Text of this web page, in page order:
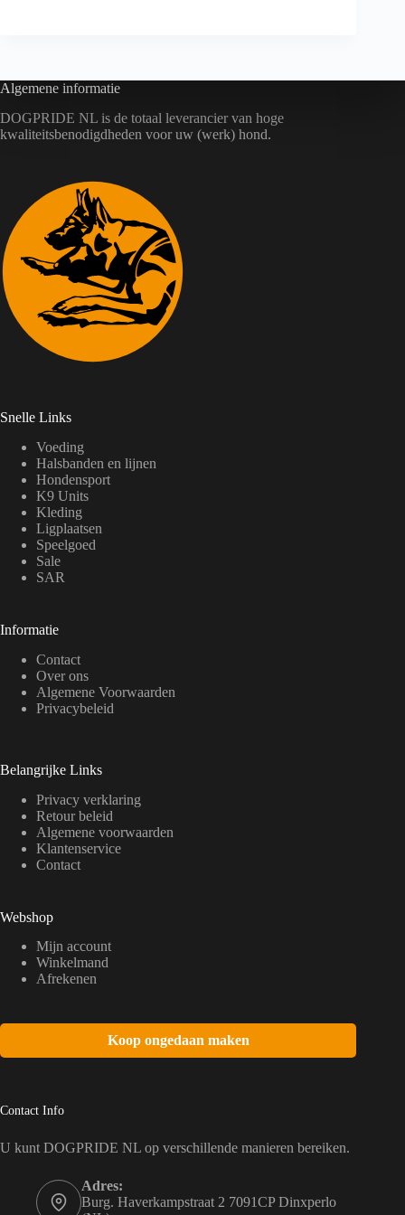
Algemene informatie
DOGPRIDE NL is de totaal leverancier van hoge
kwaliteitsbenodigdheden voor uw (werk) hond.
Snelle Links
Voeding
Halsbanden en lijnen
Hondensport
K9 Units
Kleding
Ligplaatsen
Speelgoed
Sale
SAR
Informatie
Contact
Over ons
Algemene Voorwaarden
Privacybeleid
Belangrijke Links
Privacy verklaring
Retour beleid
Algemene voorwaarden
Klantenservice
Contact
Webshop
Mijn account
Winkelmand
Afrekenen
Koop ongedaan maken
Contact Info
U kunt DOGPRIDE NL op verschillende manieren bereiken.
Adres:
Burg. Haverkampstraat 2 7091CP Dinxperlo